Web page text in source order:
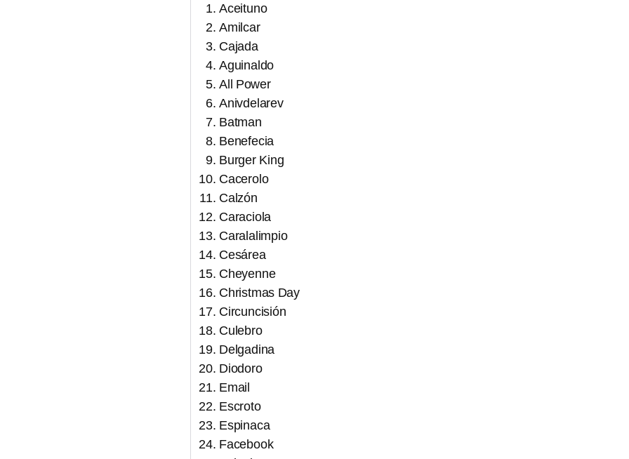
Aceituno
Amilcar
Cajada
Aguinaldo
All Power
Anivdelarev
Batman
Benefecia
Burger King
Cacerolo
Calzón
Caraciola
Caralalimpio
Cesárea
Cheyenne
Christmas Day
Circuncisión
Culebro
Delgadina
Diodoro
Email
Escroto
Espinaca
Facebook